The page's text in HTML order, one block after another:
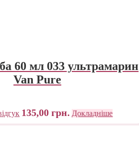
60 мл 033 ультрамарин
Van Pure
135,00грн. Докладніше